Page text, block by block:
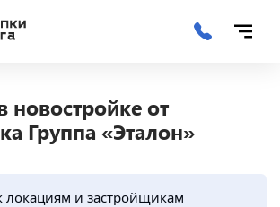
новостройке от
Группа «Эталон»
локациям и застройщикам